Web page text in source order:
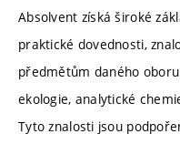
Absolvent získá široké
praktické dovednosti,
předmětům daného
ekologie, analytické
Tyto znalosti jsou